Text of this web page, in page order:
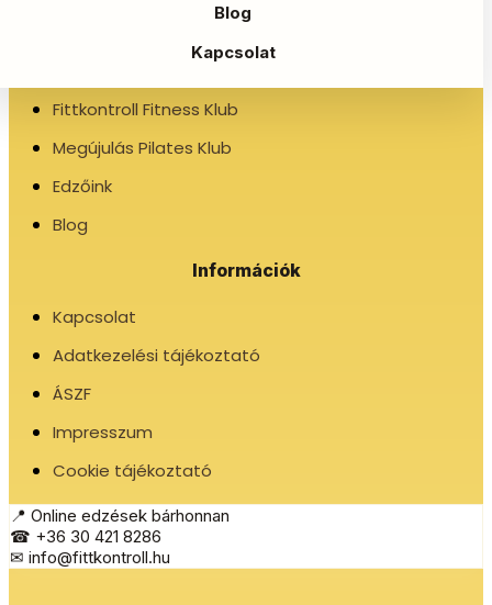
Blog
Kapcsolat
Fittkontroll Fitness Klub
Megújulás Pilates Klub
Edzőink
Blog
Információk
Kapcsolat
Adatkezelési tájékoztató
ÁSZF
Impresszum
Cookie tájékoztató
📍 Online edzések bárhonnan
☎ +36 30 421 8286
✉ info@fittkontroll.hu